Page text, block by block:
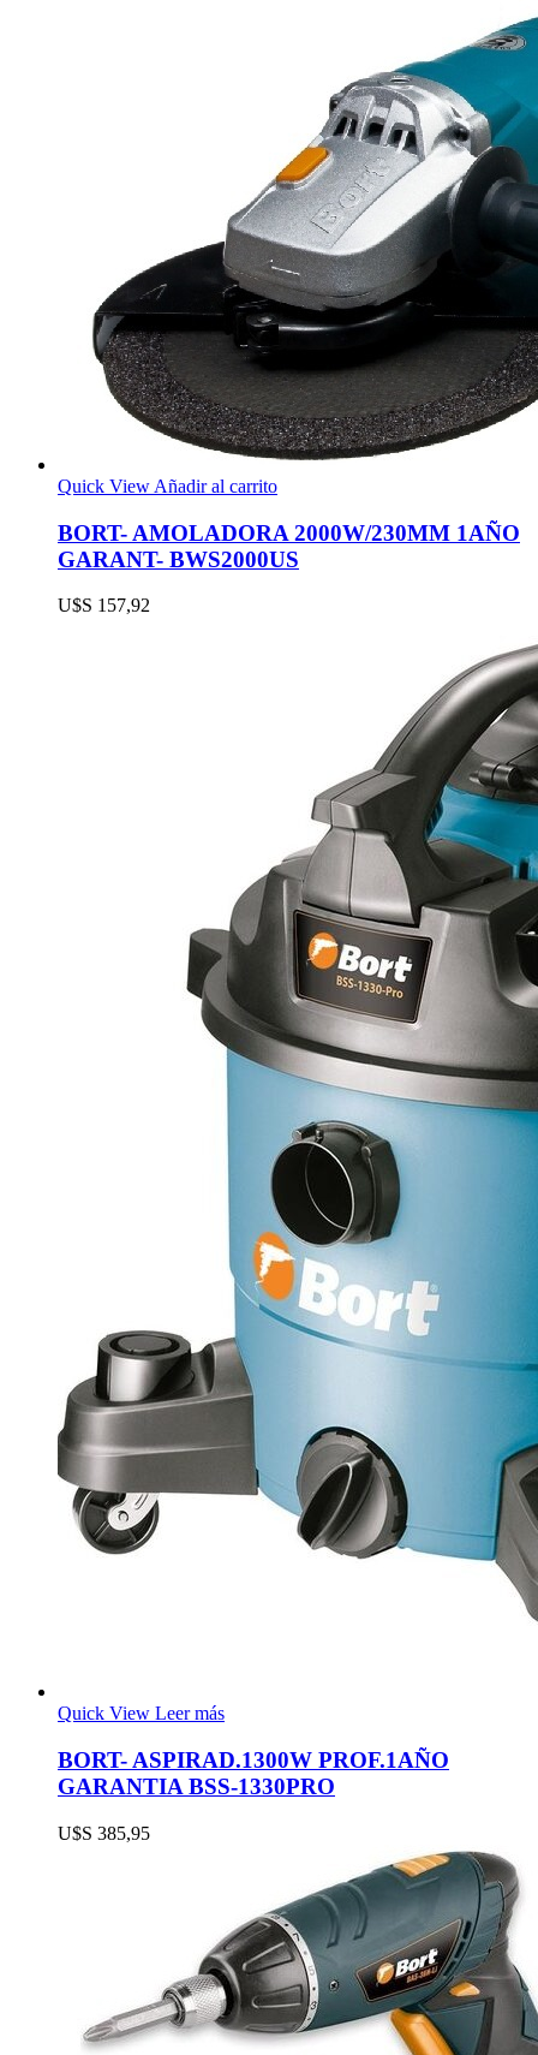
Quick View Añadir al carrito
BORT- AMOLADORA 2000W/230MM 1AÑO
GARANT- BWS2000US
U$S 157,92
Quick View Leer más
BORT- ASPIRAD.1300W PROF.1AÑO
GARANTIA BSS-1330PRO
U$S 385,95